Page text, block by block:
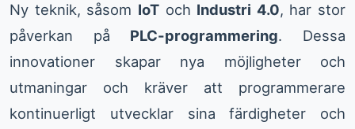
Ny teknik, såsom IoToch Industri 4.0, har stor
påverkan på PLC-programmering. Dessa
innovationer skapar nya möjligheter och
utmaningar och kräver att programmerare
kontinuerligt utvecklar sina färdigheter och